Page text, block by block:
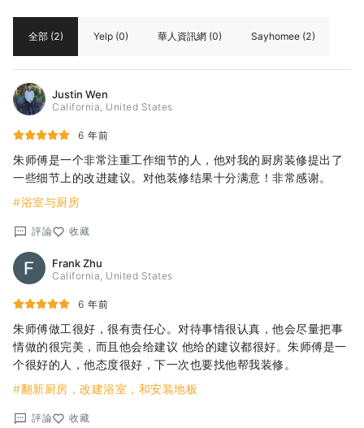
全部 (2) Yelp (0) 華人資訊網 (0) Sayhomee (2)
Justin Wen
California, United States
6 年前
朱师傅是一个非常注重工作细节的人，他对我的厨房装修提出了
一些细节上的改进建议。对他装修结果十分满意！非常感谢。
#浴室与厨房
評論 收藏
Frank Zhu
California, United States
6 年前
朱师傅做工很好，很有责任心。对待事情很认真，他会尽量把事
情做的很完美，而且他会给建议 他给的建议都很好。朱师傅是一
个很好的人，他态度很好，下一次也要找他帮我装修。
#翻新厨房，改建浴室，和安装地板
評論 收藏